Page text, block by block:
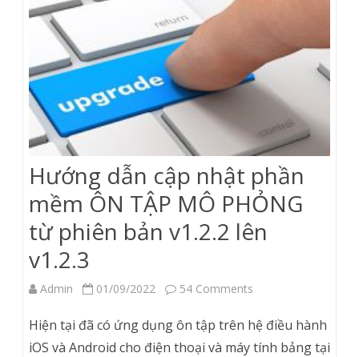
Hướng dẫn cập nhật phần
mềm ÔN TẬP MÔ PHỎNG
từ phiên bản v1.2.2 lên
v1.2.3
Admin 01/09/2022 54 Comments
Hướng
dẫn
Hiện tại đã có ứng dụng ôn tập trên hệ điều hành
iOS và Android cho điện thoại và máy tính bảng tại